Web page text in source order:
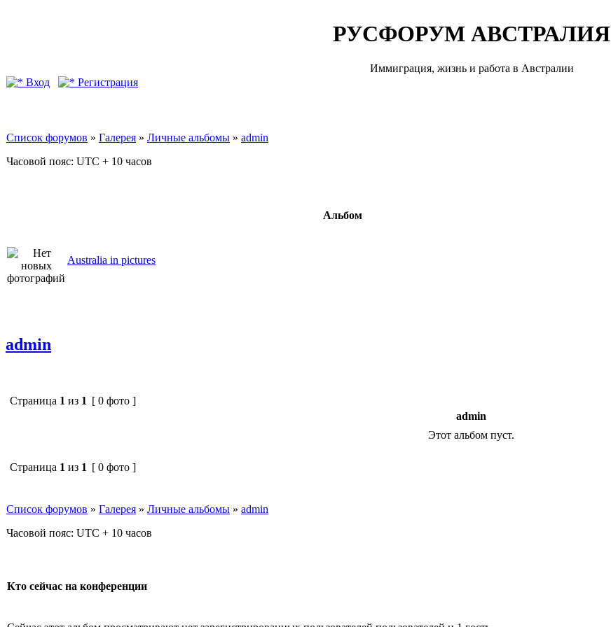
РУСФОРУМ АВСТРАЛИЯ
Иммиграция, жизнь и работа в Австралии
Вход
Регистрация
Список форумов » Галерея » Личные альбомы » admin
Часовой пояс: UTC + 10 часов
Альбом
Australia in pictures
admin
Страница 1 из 1 [ 0 фото ]
admin
Этот альбом пуст.
Страница 1 из 1 [ 0 фото ]
Список форумов » Галерея » Личные альбомы » admin
Часовой пояс: UTC + 10 часов
Кто сейчас на конференции